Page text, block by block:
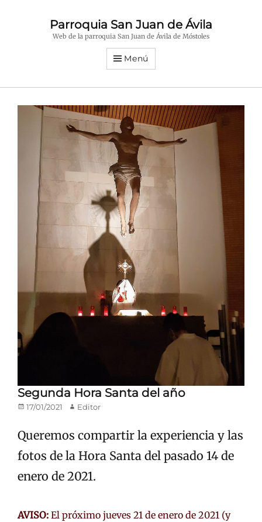
Parroquia San Juan de Ávila
Web de la parroquia San Juan de Ávila de Móstoles
Menú
Segunda Hora Santa del año
Publicado
17/01/2021 Autor
Editor
Queremos compartir la experiencia y las
fotos de la Hora Santa del pasado 14 de
enero de 2021.
AVISO: El próximo jueves 21 de enero de 2021 (y